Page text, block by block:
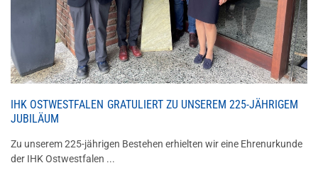
IHK OSTWESTFALEN GRATULIERT ZU UNSEREM 225-JÄHRIGEM
JUBILÄUM
Zu unserem 225-jährigen Bestehen erhielten wir eine Ehrenurkunde
der IHK Ostwestfalen ...